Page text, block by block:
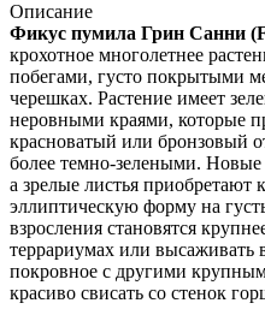
Описание
Фикус пумила Грин Санни
крохотное многолетнее
побегами, густо покрытыми
черешках. Растение имеет
неровными краями, которые
красноватый или бронзовый
более темно-зелеными.
а зрелые листья приобретают
эллиптическую форму на
взросления становятся
террариумах или высаживать
покровное с другими
красиво свисать со стенок